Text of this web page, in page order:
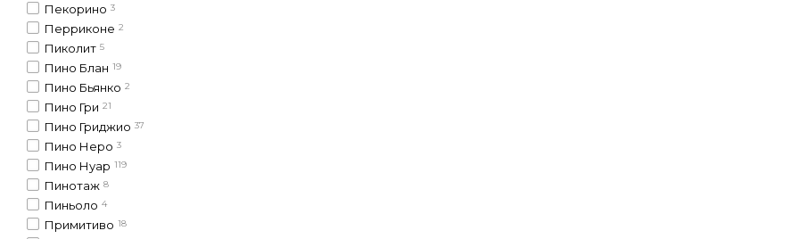
Пекорино 3
Перриконе 2
Пиколит 5
Пино Блан 19
Пино Бьянко 2
Пино Гри 21
Пино Гриджио 37
Пино Неро 3
Пино Нуар 119
Пинотаж 8
Пиньоло 4
Примитиво 18